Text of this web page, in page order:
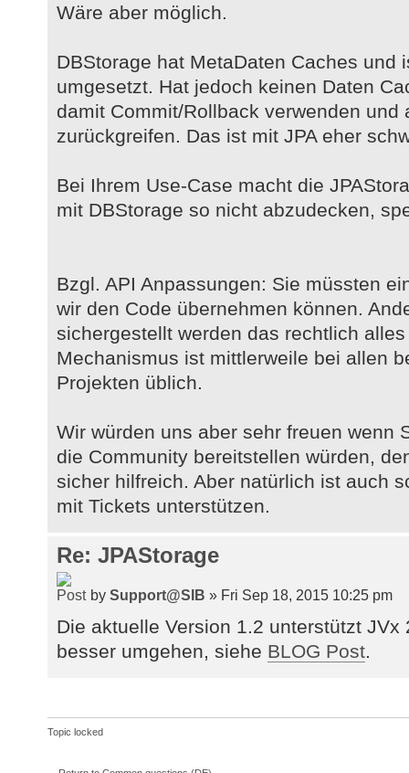
Wäre aber möglich.
DBStorage hat MetaDaten Caches und
umgesetzt. Hat jedoch keinen Daten
damit Commit/Rollback verwenden und
zurückgreifen. Das ist mit JPA eher
Bei Ihrem Use-Case macht die
mit DBStorage so nicht abzudecken,
Bzgl. API Anpassungen: Sie müssten
wir den Code übernehmen können.
sichergestellt werden das rechtlich
Mechanismus ist mittlerweile bei allen
Projekten üblich.
Wir würden uns aber sehr freuen wenn
die Community bereitstellen würden,
sicher hilfreich. Aber natürlich ist auch
mit Tickets unterstützen.
Re: JPAStorage
by Support@SIB » Fri Sep 18, 2015 10:25 pm
Die aktuelle Version 1.2 unterstützt JVx
besser umgehen, siehe BLOG Post
Topic locked